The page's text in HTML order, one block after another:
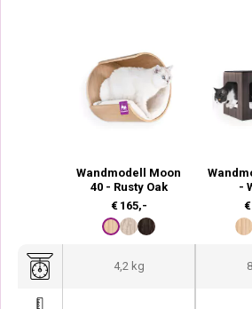
Wandmodell Moon
40 - Rusty Oak
€ 165,-
-
€
4,2 kg